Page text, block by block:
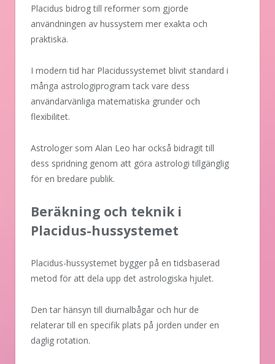
Placidus bidrog till reformer som gjorde
användningen av hussystem mer exakta och
praktiska.
I modern tid har Placidussystemet blivit standard i
många astrologiprogram tack vare dess
användarvänliga matematiska grunder och
flexibilitet.
Astrologer som Alan Leo har också bidragit till
dess spridning genom att göra astrologi tillgänglig
för en bredare publik.
Beräkning och teknik i
Placidus-hussystemet
Placidus-hussystemet bygger på en tidsbaserad
metod för att dela upp det astrologiska hjulet.
Den tar hänsyn till diurnalbågar och hur de
relaterar till en specifik plats på jorden under en
daglig rotation.